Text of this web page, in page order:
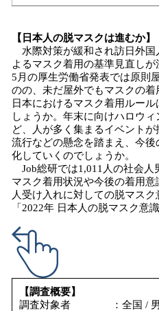
【日本人の脱マスクは進むか】
水際対策が緩和され訪日外国
よるマスク着用の基準見直しが
5月の厚生労働省発表では原則
のの、未だ屋外でもマスクの
日本におけるマスク着用ルー
しょうか。年末に向けハロウ
ど、人が多く集まるイベント
流行などの懸念を踏まえ、今
化していくのでしょうか。
Job総研では1,011人の社会人
マスク着用状況や今後の着用
人受け入れに対しての脱マス
「2022年 日本人の脱マスク意
【調査概要】
調査対象者 ：全国 / 男